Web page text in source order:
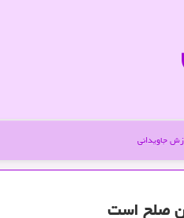
جاویدانی
صلح است